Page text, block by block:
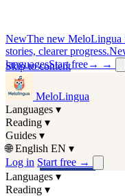
NewThe new MeloLingua
stories, clearer progress.
languagesStart free→ →
Skip to content
MeloLingua
Languages ▾
Reading ▾
Guides ▾
🌐 English EN ▾
Log in Start free →
Languages ▾
Reading ▾